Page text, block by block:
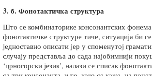
3. б. Фонотактичка структура
Што се комбинаторике консонантских
фонотактичке структуре тиче, ситуација би
једноставно описати јер у споменутој
случају представља до сада најобимнији
‘црногорски језик’, налази се списак